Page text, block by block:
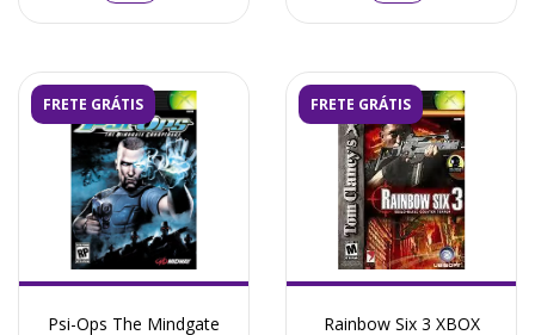
FRETE GRÁTIS
Psi-Ops The Mindgate
FRETE GRÁTIS
Rainbow Six 3 XBOX